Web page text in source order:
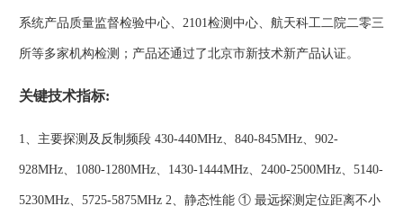
系统产品质量监督检验中心、2101检测中心、航天科工二院二零三
所等多家机构检测；产品还通过了北京市新技术新产品认证。
关键技术指标:
1、主要探测及反制频段 430-440MHz、840-845MHz、902-
928MHz、1080-1280MHz、1430-1444MHz、2400-2500MHz、5140-
5230MHz、5725-5875MHz 2、静态性能 ① 最远探测定位距离不小